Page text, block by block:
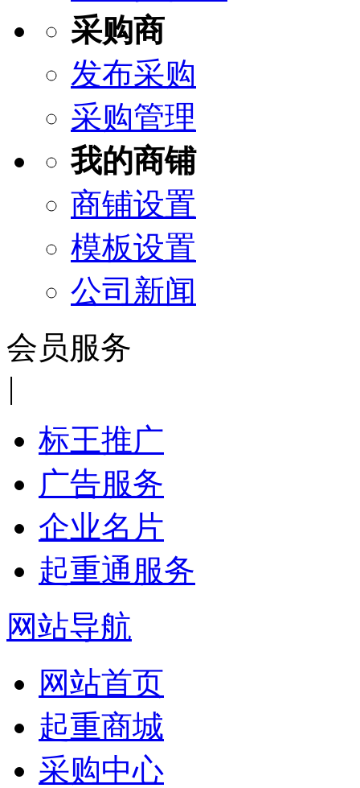
采购商
发布采购
采购管理
我的商铺
商铺设置
模板设置
公司新闻
会员服务
|
标王推广
广告服务
企业名片
起重通服务
网站导航
网站首页
起重商城
采购中心